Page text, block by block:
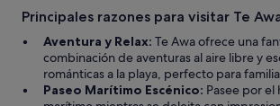
Principales razones para visitar Te
Aventura y Relax: Te Awa ofrece una
combinación de aventuras al aire libre y
románticas a la playa, perfecto para
Paseo Marítimo Escénico: Pasee por el